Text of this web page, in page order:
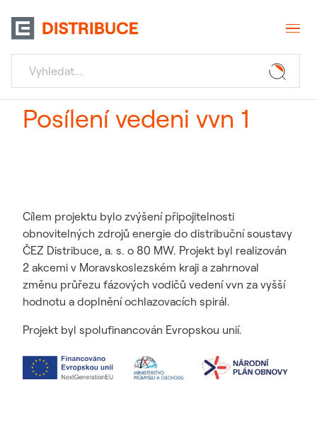
Posílení vedeni vvn 1
Cílem projektu bylo zvýšení připojitelnosti
obnovitelných zdrojů energie do distribuční soustavy
ČEZ Distribuce, a. s. o 80 MW. Projekt byl realizován
2 akcemi v Moravskoslezském kraji a zahrnoval
změnu průřezu fázových vodičů vedení vvn za vyšší
hodnotu a doplnění ochlazovacích spirál.
Projekt byl spolufinancován Evropskou unií.